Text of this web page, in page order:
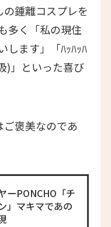
鍾離コスプレを
多く「私の現住
します」「ﾊｯﾊｯﾊ
)」といった喜び
褒美なのであ
ーPONCHO「チ
」マキマであの